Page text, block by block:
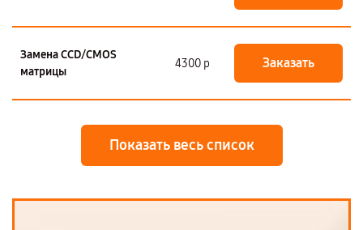
Замена CCD/CMOS
матрицы
4300 р Заказать
Показать весь список